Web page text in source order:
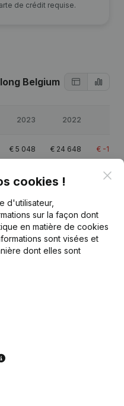
de crédit requise.
Belgium
2023 2022
€ 5 048 € 24 648 € -19
€ 57 046 € 52 113 €27
€ 18 390 €
Nominations
Morale, Ouverture
etc...)
cookies !
d'utilisateur,
sur la façon dont
en matière de cookies
sont visées et
dont elles sont